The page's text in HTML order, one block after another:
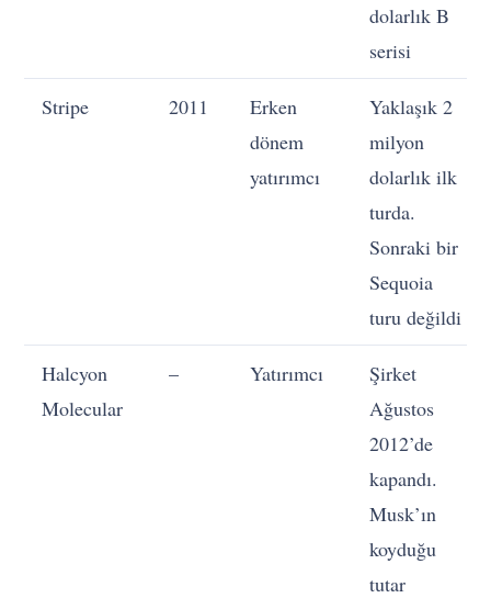
dolarlık B
serisi
Stripe 2011
Erken
dönem
yatırımcı
Yaklaşık 2
milyon
dolarlık ilk
turda.
Sonraki bir
Sequoia
turu değildi
Halcyon
Molecular
– Yatırımcı
Şirket
Ağustos
2012’de
kapandı.
Musk’ın
koyduğu
tutar